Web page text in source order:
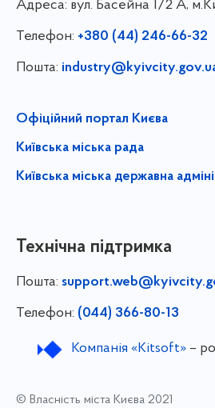
Адреса: вул. Басейна 1/⁠2 А,
Телефон: +380 (44) 246-66-32
Пошта:
Офіційний портал Києва
Київська міська рада
Київська міська державна
Технічна підтримка
Пошта:
Телефон: (044) 366-80-13
Компанія «Kitsoft»–
© Власність міста Києва 2021